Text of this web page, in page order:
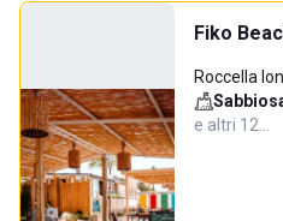
Fiko
Roccella
e altri 12…